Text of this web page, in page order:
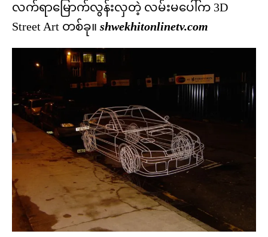
လက်ရာမြောက်လွန်းလှတဲ့ လမ်းမပေါ်က 3D
Street Art တစ်ခု။ shwekhitonlinetv.com